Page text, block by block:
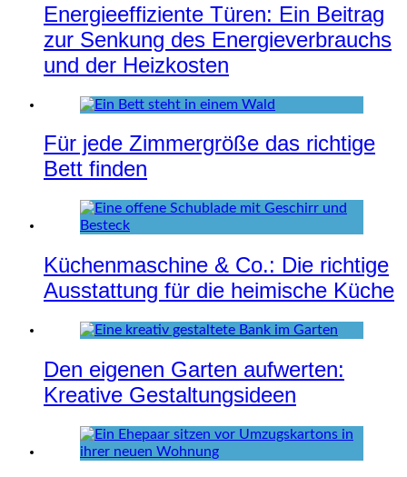
Energieeffiziente Türen: Ein Beitrag
zur Senkung des Energieverbrauchs
und der Heizkosten
Für jede Zimmergröße das richtige
Bett finden
Küchenmaschine & Co.: Die richtige
Ausstattung für die heimische Küche
Den eigenen Garten aufwerten:
Kreative Gestaltungsideen